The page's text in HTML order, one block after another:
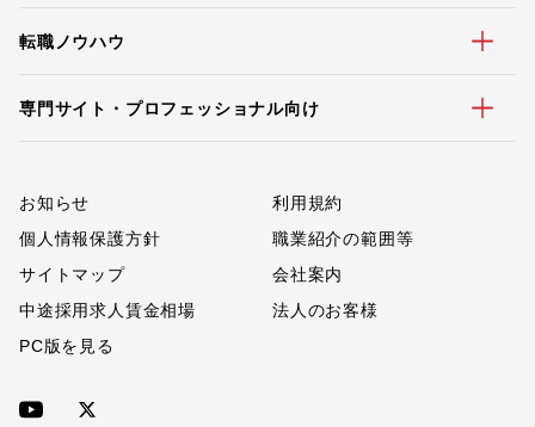
転職ノウハウ
専門サイト・プロフェッショナル向け
お知らせ
利用規約
個人情報保護方針
職業紹介の範囲等
サイトマップ
会社案内
中途採用求人賃金相場
法人のお客様
PC版を見る